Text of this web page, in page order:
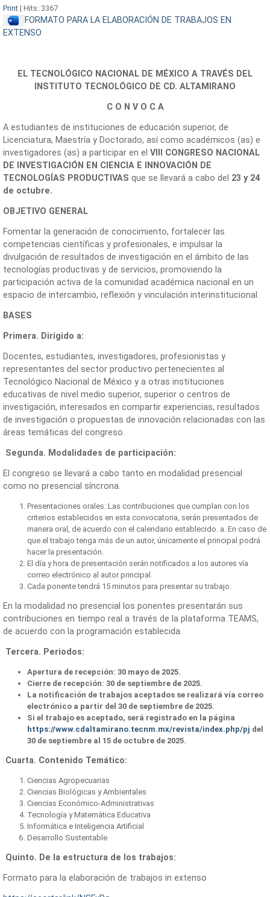
Print | Hits: 3367
FORMATO PARA LA ELABORACIÓN DE TRABAJOS EN
EXTENSO
EL TECNOLÓGICO NACIONAL DE MÉXICO A TRAVÉS DEL
INSTITUTO TECNOLÓGICO DE CD. ALTAMIRANO
C O N V O C A
A estudiantes de instituciones de educación superior, de
Licenciatura, Maestría y Doctorado, así como académicos (as) e
investigadores (as) a participar en el VIII CONGRESO NACIONAL
DE INVESTIGACIÓN EN CIENCIA E INNOVACIÓN DE
TECNOLOGÍAS PRODUCTIVAS que se llevará a cabo del 23 y 24
de octubre.
OBJETIVO GENERAL
Fomentar la generación de conocimiento, fortalecer las
competencias científicas y profesionales, e impulsar la
divulgación de resultados de investigación en el ámbito de las
tecnologías productivas y de servicios, promoviendo la
participación activa de la comunidad académica nacional en un
espacio de intercambio, reflexión y vinculación interinstitucional.
BASES
Primera. Dirigido a:
Docentes, estudiantes, investigadores, profesionistas y
representantes del sector productivo pertenecientes al
Tecnológico Nacional de México y a otras instituciones
educativas de nivel medio superior, superior o centros de
investigación, interesados en compartir experiencias, resultados
de investigación o propuestas de innovación relacionadas con las
áreas temáticas del congreso.
Segunda. Modalidades de participación:
El congreso se llevará a cabo tanto en modalidad presencial
como no presencial síncrona.
Presentaciones orales: Las contribuciones que cumplan con los
criterios establecidos en esta convocatoria, serán presentados de
manera oral, de acuerdo con el calendario establecido. a. En caso de
que el trabajo tenga más de un autor, únicamente el principal podrá
hacer la presentación.
El día y hora de presentación serán notificados a los autores vía
correo electrónico al autor principal.
Cada ponente tendrá 15 minutos para presentar su trabajo.
En la modalidad no presencial los ponentes presentarán sus
contribuciones en tiempo real a través de la plataforma TEAMS,
de acuerdo con la programación establecida.
Tercera. Periodos:
Apertura de recepción: 30 mayo de 2025.
Cierre de recepción: 30 de septiembre de 2025.
La notificación de trabajos aceptados se realizará vía correo
electrónico a partir del 30 de septiembre de 2025.
Si el trabajo es aceptado, será registrado en la página
https://www.cdaltamirano.tecnm.mx/revista/index.php/pj del
30 de septiembre al 15 de octubre de 2025.
Cuarta. Contenido Temático:
Ciencias Agropecuarias
Ciencias Biológicas y Ambientales
Ciencias Económico-Administrativas
Tecnología y Matemática Educativa
Informática e Inteligencia Artificial
Desarrollo Sustentable
Quinto. De la estructura de los trabajos:
Formato para la elaboración de trabajos in extenso